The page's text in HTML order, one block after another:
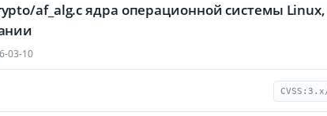
af_alg.c ядра операционной системы
03-10